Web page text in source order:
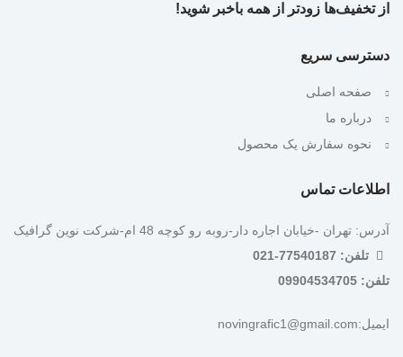
از تخفیف‌ها زودتر از همه باخبر شوید!
دسترسی سریع
صفحه اصلی
درباره ما
نحوه سفارش یک محصول
اطلاعات تماس
آدرس: تهران -خیابان اجاره دار-روبه رو کوچه 48 ام-شرکت نوین گرافیک
تلفن: 77540187-021
تلفن: 09904534705
ایمیل:novingrafic1@gmail.com